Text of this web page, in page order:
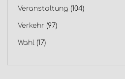
Veranstaltung (104)
Verkehr (97)
Wahl (17)